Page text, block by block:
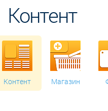
Контент
Контент Магазин